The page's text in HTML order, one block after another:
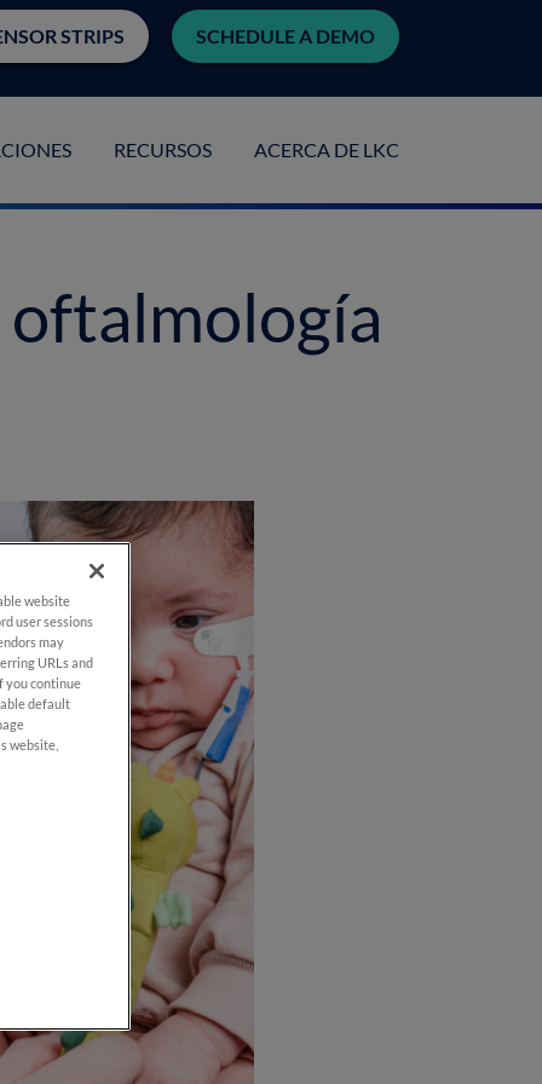
RECURSOS ACERCA DE LKC
STRIPS SCHEDULE A DEMO
oftalmología
website
user sessions
may
URLs and
you continue
default
website,